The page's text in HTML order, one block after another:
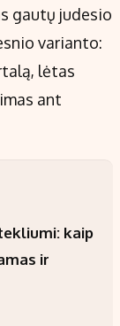
gautų judesio
varianto:
lėtas
ant
kaip
ir